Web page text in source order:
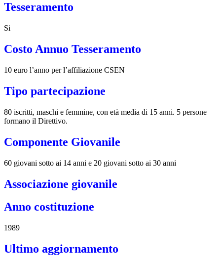
Tesseramento
Si
Costo Annuo Tesseramento
10 euro l’anno per l’affiliazione CSEN
Tipo partecipazione
80 iscritti, maschi e femmine, con età media di 15 anni. 5 persone
formano il Direttivo.
Componente Giovanile
60 giovani sotto ai 14 anni e 20 giovani sotto ai 30 anni
Associazione giovanile
Anno costituzione
1989
Ultimo aggiornamento